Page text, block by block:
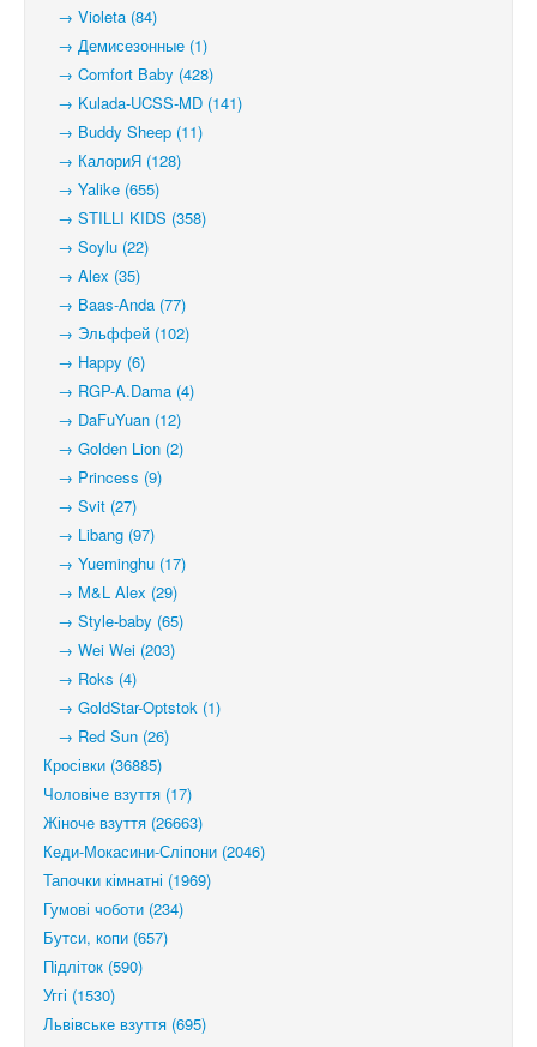
→ Violeta (84)
→ Демисезонные (1)
→ Comfort Baby (428)
→ Kulada-UCSS-MD (141)
→ Buddy Sheep (11)
→ КалориЯ (128)
→ Yalike (655)
→ STILLI KIDS (358)
→ Soylu (22)
→ Alex (35)
→ Baas-Anda (77)
→ Эльффей (102)
→ Happy (6)
→ RGP-A.Dama (4)
→ DaFuYuan (12)
→ Golden Lion (2)
→ Princess (9)
→ Svit (27)
→ Libang (97)
→ Yueminghu (17)
→ M&L Alex (29)
→ Style-baby (65)
→ Wei Wei (203)
→ Roks (4)
→ GoldStar-Optstok (1)
→ Red Sun (26)
Кросівки (36885)
Чоловіче взуття (17)
Жіноче взуття (26663)
Кеди-Мокасини-Сліпони (2046)
Тапочки кімнатні (1969)
Гумові чоботи (234)
Бутси, копи (657)
Підліток (590)
Уггі (1530)
Львівське взуття (695)